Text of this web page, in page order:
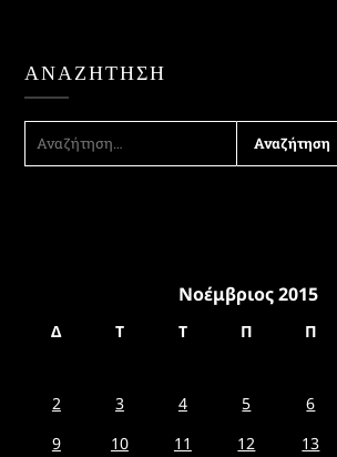
ΑΝΑΖΉΤΗΣΗ
ΑΝΑΖΉΤΗΣΗ
ΓΙΑ:
Νοέμβριος 2015
Δ Τ Τ Π Π
2
3 4 5 6
9
10 11 12 13